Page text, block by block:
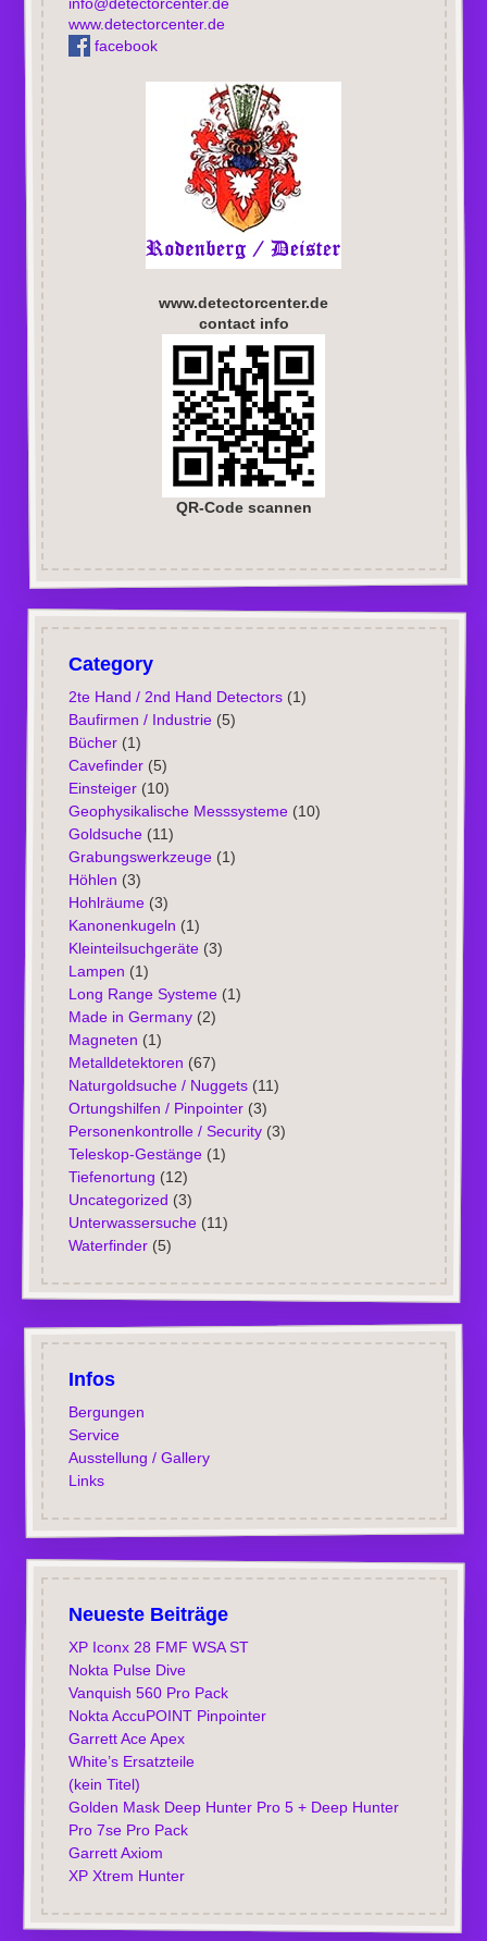
www.detectorcenter.de
facebook
www.detectorcenter.de
contact info
QR-Code scannen
Category
2te Hand / 2nd Hand Detectors(1)
Baufirmen / Industrie(5)
Bücher(1)
Cavefinder(5)
Einsteiger(10)
Geophysikalische Messsysteme(10)
Goldsuche(11)
Grabungswerkzeuge(1)
Höhlen (3)
Hohlräume(3)
Kanonenkugeln (1)
Kleinteilsuchgeräte(3)
Lampen (1)
Long Range Systeme(1)
Made in Germany(2)
Magneten (1)
Metalldetektoren (67)
Naturgoldsuche / Nuggets(11)
Ortungshilfen / Pinpointer(3)
Personenkontrolle / Security(3)
Teleskop-Gestänge(1)
Tiefenortung (12)
Uncategorized (3)
Unterwassersuche(11)
Waterfinder(5)
Infos
Bergungen
Service
Ausstellung / Gallery
Links
Neueste Beiträge
XP Iconx 28 FMF WSA ST
Nokta Pulse Dive
Vanquish 560 Pro Pack
Nokta AccuPOINT Pinpointer
Garrett Ace Apex
White’s Ersatzteile
(kein Titel)
Golden Mask Deep Hunter Pro 5 + Deep Hunter
Pro 7se Pro Pack
Garrett Axiom
XP Xtrem Hunter